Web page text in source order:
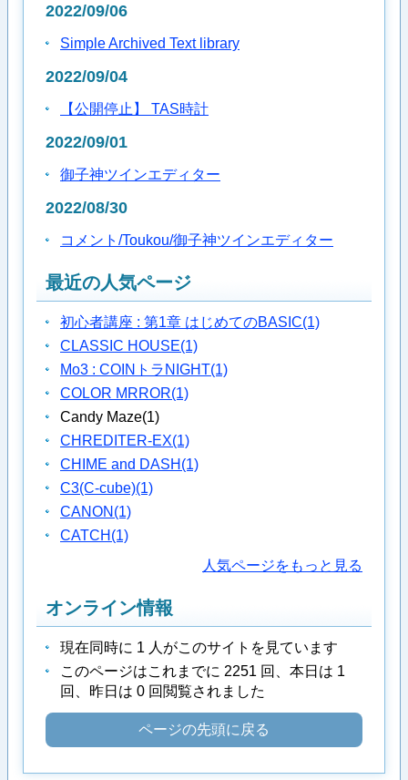
2022/09/06
Simple Archived Text library
2022/09/04
【公開停止】 TAS時計
2022/09/01
御子神ツインエディター
2022/08/30
コメント/Toukou/御子神ツインエディター
最近の人気ページ
初心者講座 : 第1章 はじめてのBASIC(1)
CLASSIC HOUSE(1)
Mo3 : COINトラNIGHT(1)
COLOR MRROR(1)
Candy Maze(1)
CHREDITER-EX(1)
CHIME and DASH (1)
C3(C-cube)(1)
CANON (1)
CATCH (1)
人気ページをもっと見る
オンライン情報
現在同時に 1 人がこのサイトを見ています
このページはこれまでに 2251 回、本日は 1
回、昨日は 0 回閲覧されました
ページの先頭に戻る